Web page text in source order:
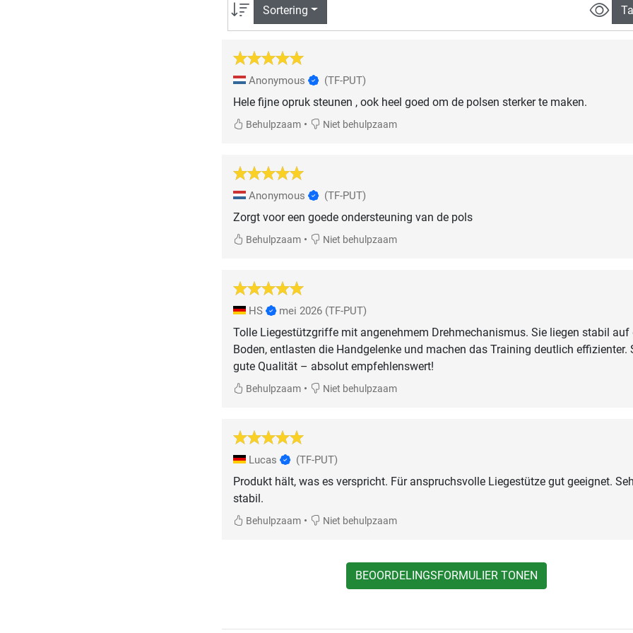
Sortering
Anonymous (TF-PUT)
Hele fijne opruk steunen , ook heel goed om de polsen sterker te maken.
Behulpzaam• Niet behulpzaam
Anonymous (TF-PUT)
Zorgt voor een goede ondersteuning van de pols
Behulpzaam• Niet behulpzaam
HS mei 2026 (TF-PUT)
Tolle Liegestützgriffe mit angenehmem Drehmechanismus. Sie liegen stabil auf
Boden, entlasten die Handgelenke und machen das Training deutlich effizienter.
gute Qualität – absolut empfehlenswert!
Behulpzaam• Niet behulpzaam
Lucas (TF-PUT)
Produkt hält, was es verspricht. Für anspruchsvolle Liegestütze gut geeignet.
stabil.
Behulpzaam• Niet behulpzaam
BEOORDELINGSFORMULIER TONEN